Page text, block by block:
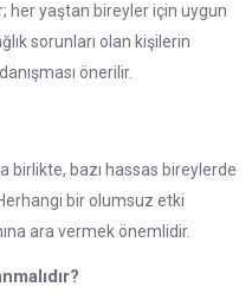
her yaştan bireyler için uygun
sorunları olan kişilerin
önerilir.
birlikte, bazı hassas bireylerde
bir olumsuz etki
ara vermek önemlidir.